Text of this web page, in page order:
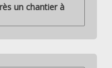
un chantier à